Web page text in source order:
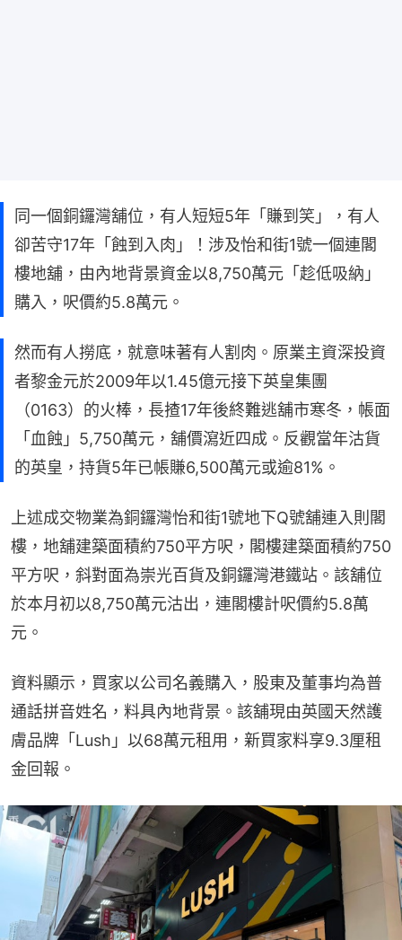
同一個銅鑼灣舖位，有人短短5年「賺到笑」，有人
卻苦守17年「蝕到入肉」！涉及怡和街1號一個連閣
樓地舖，由內地背景資金以8,750萬元「趁低吸納」
購入，呎價約5.8萬元。
然而有人撈底，就意味著有人割肉。原業主資深投資
者黎金元於2009年以1.45億元接下英皇集團
（0163）的火棒，長揸17年後終難逃舖市寒冬，帳面
「血蝕」5,750萬元，舖價瀉近四成。反觀當年沽貨
的英皇，持貨5年已帳賺6,500萬元或逾81%。
上述成交物業為銅鑼灣怡和街1號地下Q號舖連入則閣
樓，地舖建築面積約750平方呎，閣樓建築面積約750
平方呎，斜對面為崇光百貨及銅鑼灣港鐵站。該舖位
於本月初以8,750萬元沽出，連閣樓計呎價約5.8萬
元。
資料顯示，買家以公司名義購入，股東及董事均為普
通話拼音姓名，料具內地背景。該舖現由英國天然護
膚品牌「Lush」以68萬元租用，新買家料享9.3厘租
金回報。